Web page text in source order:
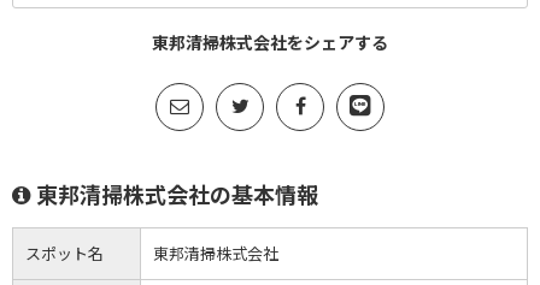
東邦清掃株式会社をシェアする
東邦清掃株式会社の基本情報
スポット名 東邦清掃株式会社